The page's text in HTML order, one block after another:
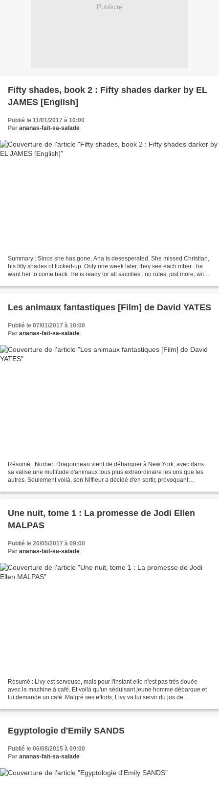
Publicité
Fifty shades, book 2 : Fifty shades darker by EL
JAMES [English]
Publié le 11/01/2017 à 10:00
Par ananas-fait-sa-salade
Summary : Since she has gone, Ana is desesperated. She missed Christian,
his fifty shades of fucked-up. Only one week later, they see each other : he
want her to come back. He is ready for all sacrifies : no rules, just more, with
Les animaux fantastiques [Film] de David YATES
Publié le 07/01/2017 à 10:00
Par ananas-fait-sa-salade
Résumé : Norbert Dragonneau vient de débarquer à New York, avec dans
sa valise une multitude d'animaux tous plus extraordinaire les uns que les
autres. Seulement voilà, son Niffleur a décidé d'en sortir, provoquant
Une nuit, tome 1 : La promesse de Jodi Ellen
MALPAS
Publié le 20/05/2017 à 09:00
Par ananas-fait-sa-salade
Résumé : Livy est serveuse, mais pour l'instant elle n'est pas très douée
avec la machine à café. Et voilà qu'un séduisant jeune homme débarque et
lui demande un café. Malgré ses efforts, Livy va lui servir du jus de
Egyptologie d'Emily SANDS
Publié le 06/08/2015 à 09:00
Par ananas-fait-sa-salade